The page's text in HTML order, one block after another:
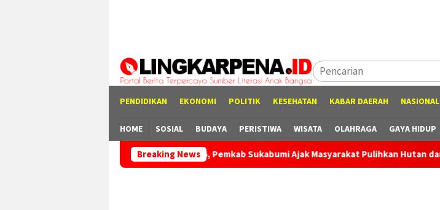
PENDIDIKAN EKONOMI POLITIK KESEHATAN KABAR DAERAH NASIONAL
HOME SOSIAL BUDAYA PERISTIWA WISATA OLAHRAGA GAYA HIDUP
Breaking News
Hari Hutan Indonesia 2026, Pemkab Sukabumi Ajak Masyarakat Pulihkan Hutan dan Jaga Kehidupan